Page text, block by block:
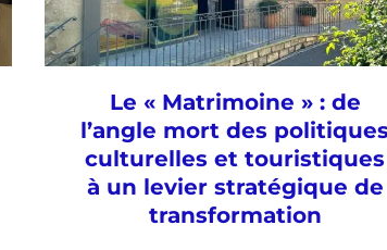
Le « Matrimoine » : de
l’angle mort des politiques
culturelles et touristiques
à un levier stratégique de
transformation